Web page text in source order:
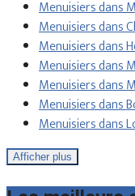
Menuisiers dans
Menuisiers dans
Menuisiers dans
Menuisiers dans
Menuisiers dans
Menuisiers dans
Menuisiers dans
Afficher plus